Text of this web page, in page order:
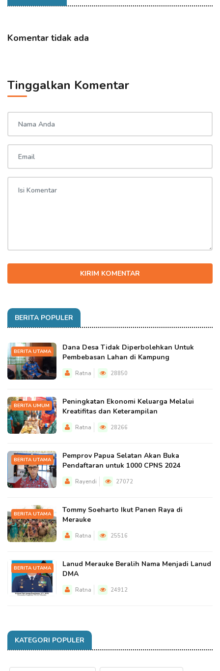
Komentar tidak ada
Tinggalkan Komentar
KIRIM KOMENTAR
BERITA POPULER
BERITA UTAMA
Dana Desa Tidak Diperbolehkan Untuk
Pembebasan Lahan di Kampung
Ratna 28850
BERITA UMUM
Peningkatan Ekonomi Keluarga Melalui
Kreatifitas dan Keterampilan
Ratna 28266
BERITA UTAMA
Pemprov Papua Selatan Akan Buka
Pendaftaran untuk 1000 CPNS 2024
Rayendi 27072
BERITA UTAMA
Tommy Soeharto Ikut Panen Raya di
Merauke
Ratna 25516
BERITA UTAMA
Lanud Merauke Beralih Nama Menjadi Lanud
DMA
Ratna 24912
KATEGORI POPULER